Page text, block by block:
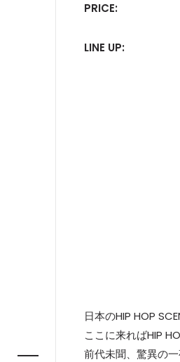
PRICE:
LINE UP:
日本のHIP HOP
ここに来ればHIP
前代未聞、驚異の一